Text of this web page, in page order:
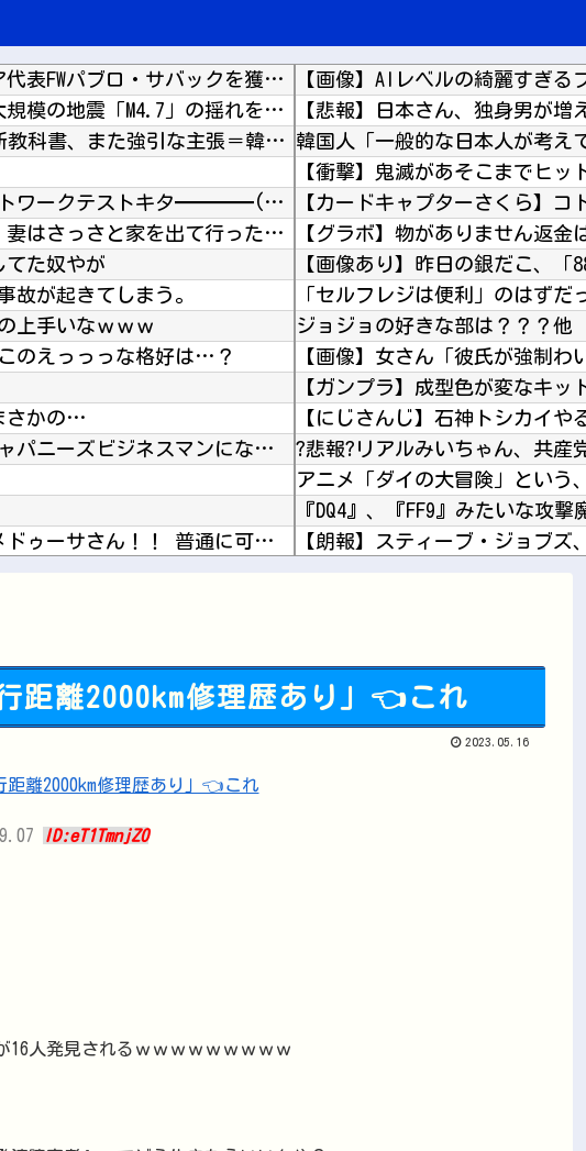
セレッソ大阪がアル・アハリからシリア代表FWパブロ・サバックを獲得へ 2025年のKリーグ...
イタリア・ナポリ近郊で過去40年で最大規模の地震「M4.7」の揺れを観測
韓国が独島を不法占拠？…日本の高校新教科書、また強引な主張＝韓国の反応
【朗報】 フロム新作Duskbloods、ネットワークテストキタ━━━━(゜∀゜)━━━━...
妻の浮気相手は元彼で双方本気だった。妻はさっさと家を出て行った。愛する元彼との第二の人生が...
てた奴やが
故が起きてしまう。
上手いなｗｗｗ
のえっっっな格好は…？
さかの…
【艦これ】 野埼ちゃんが24時間戦うジャパニーズビジネスマンになってるでち
【FGO】 姉様たちにツインテにされるメドゥーサさん！！ 普通に可愛いんだよなぁ！
【画像】AIレベルの綺麗すぎ
【悲報】日本さん、独身男が増
ジョジョの好きな部は？？？他
【ガンプラ】成型色が変なキッ
【にじさんじ】石神トシカイや
?悲報?リアルみいちゃん、共
【朗報】スティーブ・ジョブズ
【ウマ娘】ダンツはウェイトレ
【朗報】スト6キャミイ、1/3ス
【ラブライブ！】ちゅーとり
距離2000km修理歴あり」👈これ
2023.05.16
ID:eT1TmnjZ0
人発見されるｗｗｗｗｗｗｗｗｗ